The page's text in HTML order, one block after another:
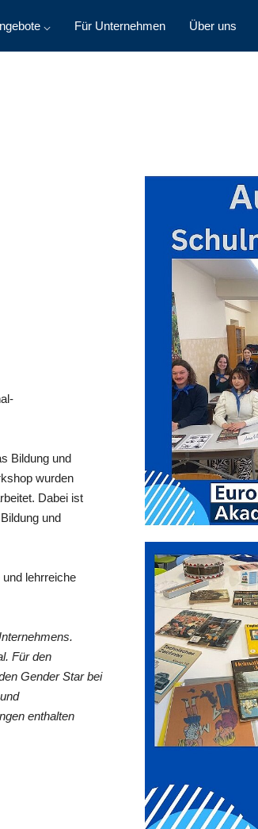
⌵ Für Unternehmen Über uns
Bildung und
wurden
Dabei ist
und
lehrreiche
Für den
Gender Star bei
enthalten